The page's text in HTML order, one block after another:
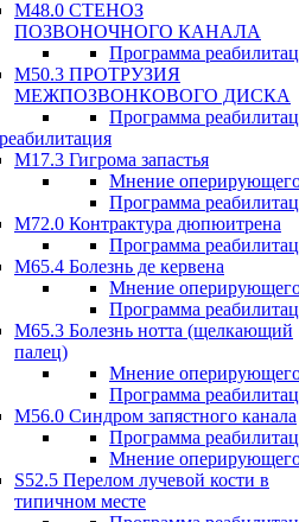
М48.0 СТЕНОЗ
ПОЗВОНОЧНОГО КАНАЛА
Программа
М50.3 ПРОТРУЗИЯ
МЕЖПОЗВОНКОВОГО ДИСКА
Программа
M17.3 Гигрома запастья
Мнение
Программа
М72.0 Контрактура дюпюитрена
Программа
M65.4 Болезнь де кервена
Мнение
Программа
М65.3 Болезнь нотта (щелкающий
палец)
Мнение
Программа
M56.0 Синдром запястного канала
Программа
Мнение
S52.5 Перелом лучевой кости в
типичном месте